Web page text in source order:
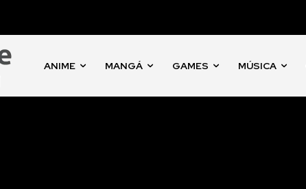
ANIME MANGÁ GAMES MÚSICA